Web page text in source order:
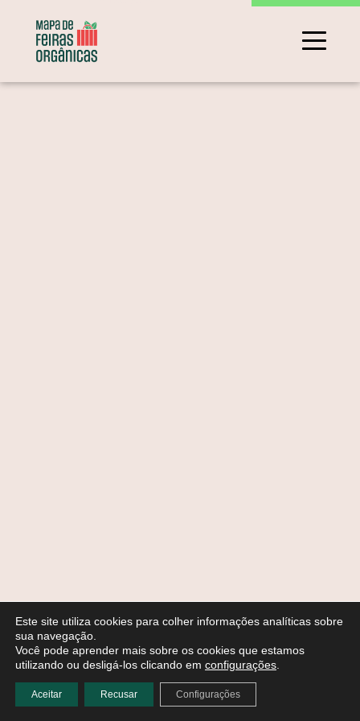
Este site utiliza cookies para colher informações analíticas sobre
sua navegação.
Você pode aprender mais sobre os cookies que estamos
utilizando ou desligá-los clicando em configurações
Aceitar Recusar Configurações